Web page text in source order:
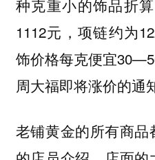
种克重小的饰品折
1112元，项链约为
饰价格每克便宜
周大福即将涨价的通
老铺黄金的所有商品